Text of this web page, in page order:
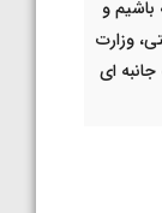
باشیم و
وزارت
ای